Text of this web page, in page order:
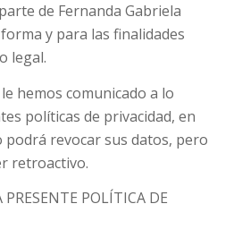
de Fernanda Gabriela
y para las finalidades
legal.
hemos comunicado a lo
políticas de privacidad, en
revocar sus datos, pero
retroactivo.
POLÍTICA DE